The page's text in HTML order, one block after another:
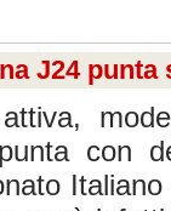
J24 punta
con